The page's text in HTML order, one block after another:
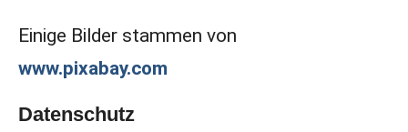
Einige Bilder stammen von
www.pixabay.com
Datenschutz